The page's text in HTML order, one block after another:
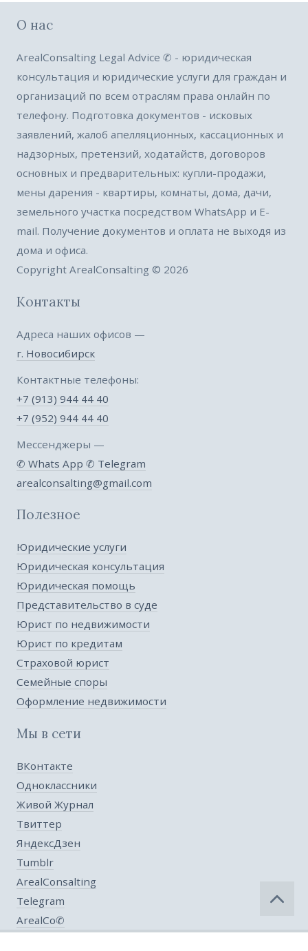
О нас
ArealConsalting Legal Advice ✆ - юридическая
консультация и юридические услуги для граждан и
организаций по всем отраслям права онлайн по
телефону. Подготовка документов - исковых
заявлений, жалоб апелляционных, кассационных и
надзорных, претензий, ходатайств, договоров
основных и предварительных: купли-продажи,
мены дарения - квартиры, комнаты, дома, дачи,
земельного участка посредством WhatsApp и E-
mail. Получение документов и оплата не выходя из
дома и офиса.
Copyright ArealConsalting © 2026
Контакты
Адреса наших офисов —
г. Новосибирск
Контактные телефоны:
+7 (913) 944 44 40
+7 (952) 944 44 40
Мессенджеры —
✆ Whats App ✆ Telegram
arealconsalting@gmail.com
Полезное
Юридические услуги
Юридическая консультация
Юридическая помощь
Представительство в суде
Юрист по недвижимости
Юрист по кредитам
Страховой юрист
Семейные споры
Оформление недвижимости
Мы в сети
ВКонтакте
Одноклассники
Живой Журнал
Твиттер
ЯндексДзен
Tumblr
ArealConsalting
Telegram
ArealCo✆